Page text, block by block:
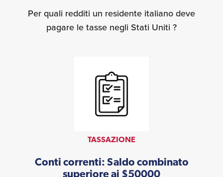
Per quali redditi un residente italiano deve
pagare le tasse negli Stati Uniti ?
TASSAZIONE
Conti correnti: Saldo combinato
superiore ai $50000